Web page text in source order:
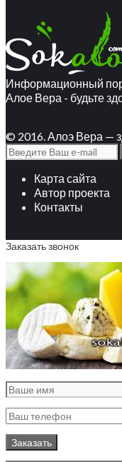
Информационный
Алое Вера - будьте
© 2016. Алоэ Вера —
Карта сайта
Автор проекта
Контакты
Заказать звонок